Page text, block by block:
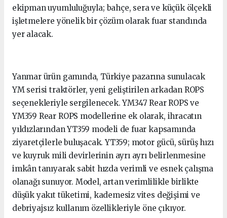
ekipman uyumluluğuyla; bahçe, sera ve küçük ölçekli
işletmelere yönelik bir çözüm olarak fuar standında
yer alacak.
Yanmar ürün gamında, Türkiye pazarına sunulacak
YM serisi traktörler, yeni geliştirilen arkadan ROPS
seçenekleriyle sergilenecek. YM347 Rear ROPS ve
YM359 Rear ROPS modellerine ek olarak, ihracatın
yıldızlarından YT359 modeli de fuar kapsamında
ziyaretçilerle buluşacak. YT359; motor gücü, sürüş hızı
ve kuyruk mili devirlerinin ayrı ayrı belirlenmesine
imkân tanıyarak sabit hızda verimli ve esnek çalışma
olanağı sunuyor. Model, artan verimlilikle birlikte
düşük yakıt tüketimi, kademesiz vites değişimi ve
debriyajsız kullanım özellikleriyle öne çıkıyor.